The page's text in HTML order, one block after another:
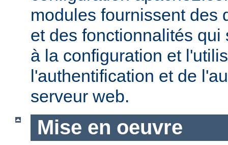
modules fournissent des
et des fonctionnalités
à la configuration et
l'authentification et de
serveur web.
Mise en oeuvre